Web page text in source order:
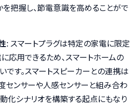
把握し、節電意識を高めることがで
: スマートプラグは特定の家電に限定
応用できるため、スマートホームの
す。スマートスピーカーとの連携は
センサーや人感センサーと組み合わ
化シナリオを構築する起点にもなり